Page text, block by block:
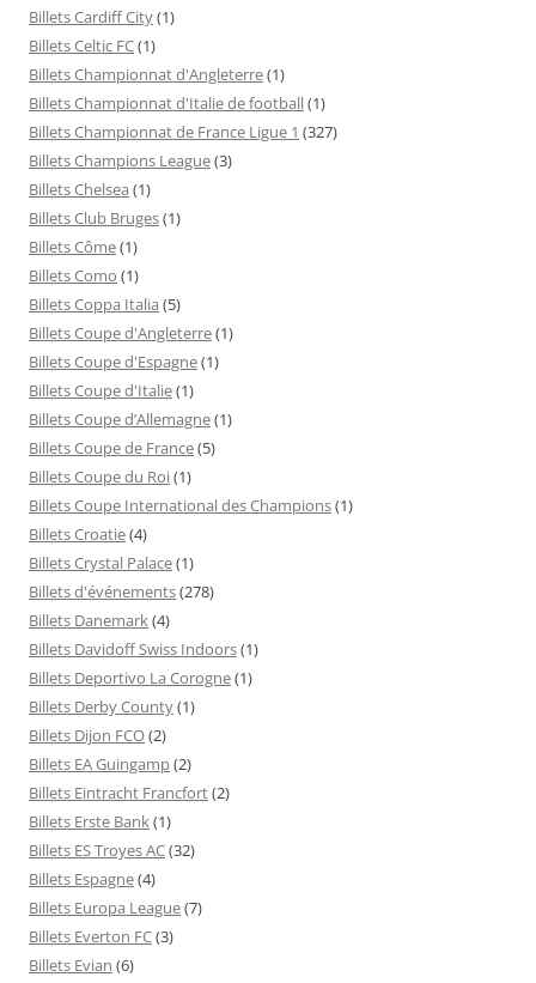
Billets Cardiff City(1)
Billets Celtic FC(1)
Billets Championnat d'Angleterre(1)
Billets Championnat d'Italie de football(1)
Billets Championnat de France Ligue 1 (327)
Billets Champions League(3)
Billets Chelsea (1)
Billets Club Bruges(1)
Billets Côme(1)
Billets Como (1)
Billets Coppa Italia (5)
Billets Coupe d'Angleterre(1)
Billets Coupe d'Espagne(1)
Billets Coupe d'Italie(1)
Billets Coupe d’Allemagne(1)
Billets Coupe de France(5)
Billets Coupe du Roi(1)
Billets Coupe International des Champions(1)
Billets Croatie(4)
Billets Crystal Palace(1)
Billets d'événements(278)
Billets Danemark(4)
Billets Davidoff Swiss Indoors(1)
Billets Deportivo La Corogne(1)
Billets Derby County(1)
Billets Dijon FCO(2)
Billets EA Guingamp(2)
Billets Eintracht Francfort(2)
Billets Erste Bank(1)
Billets ES Troyes AC(32)
Billets Espagne(4)
Billets Europa League(7)
Billets Everton FC(3)
Billets Evian (6)